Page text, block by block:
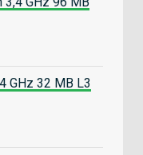
GHz 32 MB L3